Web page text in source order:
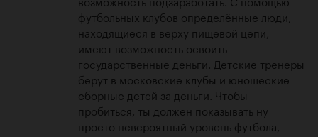
футбольных клубов определённые люди,
находящиеся в верху пищевой цепи,
имеют возможность освоить
государственные деньги. Детские тренеры
берут в московские клубы и юношеские
сборные детей за деньги. Чтобы
пробиться, ты должен показывать ну
просто невероятный уровень футбола,